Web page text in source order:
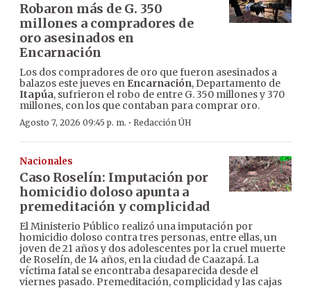
Robaron más de G. 350
millones a compradores de
oro asesinados en
Encarnación
Los dos compradores de oro que fueron asesinados a
balazos este jueves en Encarnación, Departamento de
Itapúa, sufrieron el robo de entre G. 350 millones y 370
millones, con los que contaban para comprar oro.
Agosto 7, 2026 09:45 p. m. · Redacción ÚH
Nacionales
Caso Roselín: Imputación por
homicidio doloso apunta a
premeditación y complicidad
El Ministerio Público realizó una imputación por
homicidio doloso contra tres personas, entre ellas, un
joven de 21 años y dos adolescentes por la cruel muerte
de Roselín, de 14 años, en la ciudad de Caazapá. La
víctima fatal se encontraba desaparecida desde el
viernes pasado. Premeditación, complicidad y las cajas